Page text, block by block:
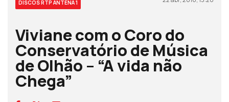
DISCOS RTP ANTENA 1
Viviane com o Coro do
Conservatório de Música
de Olhão – “A vida não
Chega”